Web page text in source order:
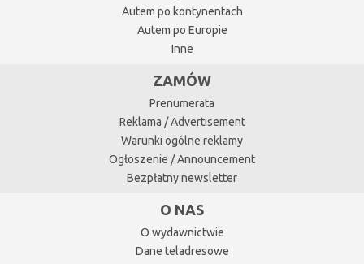
Autem po kontynentach
Autem po Europie
Inne
ZAMÓW
Prenumerata
Reklama / Advertisement
Warunki ogólne reklamy
Ogłoszenie / Announcement
Bezpłatny newsletter
O NAS
O wydawnictwie
Dane teladresowe